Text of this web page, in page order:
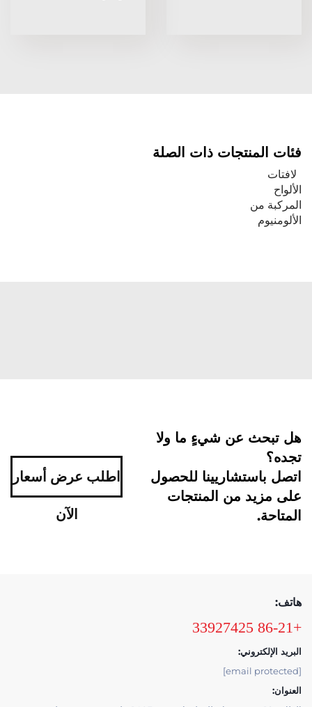
فئات المنتجات ذات الصلة
لافتات
الألواح
المركبة من
الألومنيوم
هل تبحث عن شيءٍ ما ولا
تجده؟
اتصل باستشاريينا للحصول
على مزيد من المنتجات
المتاحة.
اطلب عرض أسعار
الآن
هاتف:
+86-21 33927425
البريد الإلكتروني:
[email protected]
العنوان: